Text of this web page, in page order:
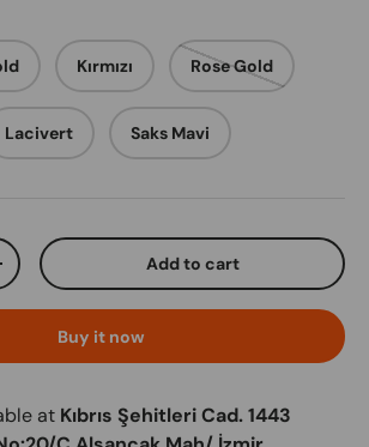
Kırmızı Rose Gold
Lacivert Saks Mavi
quantity Add to cart
Buy it now
at Kıbrıs Şehitleri Cad. 1443